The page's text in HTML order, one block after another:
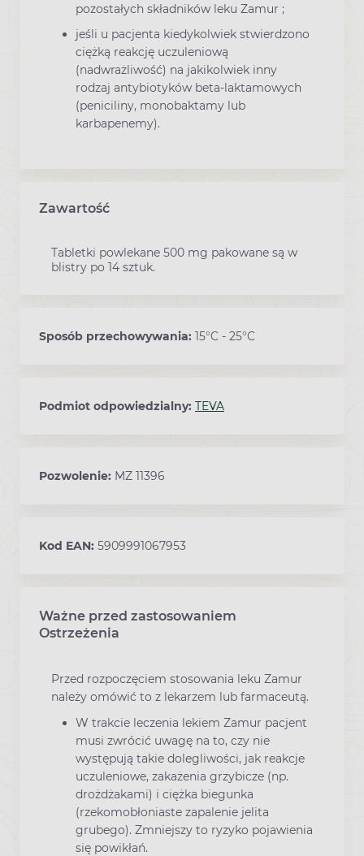
pozostałych składników leku Zamur ;
jeśli u pacjenta kiedykolwiek stwierdzono
ciężką reakcję uczuleniową
(nadwrażliwość) na jakikolwiek inny
rodzaj antybiotyków beta-laktamowych
(peniciliny, monobaktamy lub
karbapenemy).
Zawartość
Tabletki powlekane 500 mg pakowane są w
blistry po 14 sztuk.
Sposób przechowywania: 15°C - 25°C
Podmiot odpowiedzialny: TEVA
Pozwolenie: MZ 11396
Kod EAN: 5909991067953
Ważne przed zastosowaniem
Ostrzeżenia
Przed rozpoczęciem stosowania leku Zamur
należy omówić to z lekarzem lub farmaceutą.
W trakcie leczenia lekiem Zamur pacjent
musi zwrócić uwagę na to, czy nie
występują takie dolegliwości, jak reakcje
uczuleniowe, zakażenia grzybicze (np.
drożdżakami) i ciężka biegunka
(rzekomobłoniaste zapalenie jelita
grubego). Zmniejszy to ryzyko pojawienia
się powikłań.